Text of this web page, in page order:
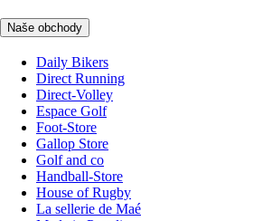
Naše obchody
Daily Bikers
Direct Running
Direct-Volley
Espace Golf
Foot-Store
Gallop Store
Golf and co
Handball-Store
House of Rugby
La sellerie de Maé